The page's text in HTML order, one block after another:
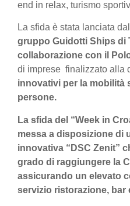
end in relax, turismo
La sfida è stata lanciata
gruppo Guidotti Ships di
collaborazione con il
di imprese finalizzato alla
innovativi per la mobilità
persone.
La sfida del “Week in
messa a disposizione di
innovativa “ DSC Zenit”
grado di raggiungere la
assicurando un elevato
servizio ristorazione, bar